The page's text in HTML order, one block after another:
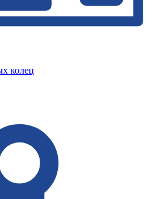
колец